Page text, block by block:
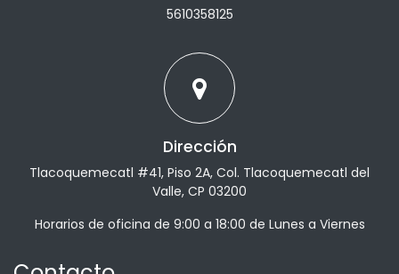
5610358125
Dirección
Tlacoquemecatl #41, Piso 2A, Col. Tlacoquemecatl del
Valle, CP 03200
Horarios de oficina de 9:00 a 18:00 de Lunes a Viernes